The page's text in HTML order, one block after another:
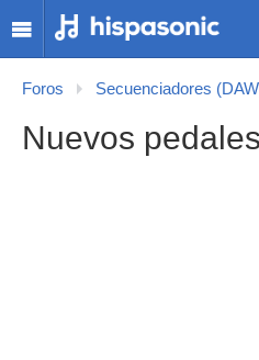
Foros Secuenciadores
Nuevos